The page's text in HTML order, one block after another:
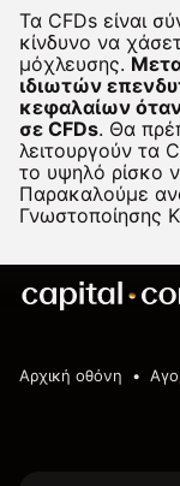
Τα CFDs είναι
κίνδυνο να
μόχλευσης.
ιδιωτών
κεφαλαίων
σε CFDs. Θα
λειτουργούν τα
το υψηλό ρίσκο
Παρακαλούμε
Γνωστοποίησης
Αρχική οθόνη